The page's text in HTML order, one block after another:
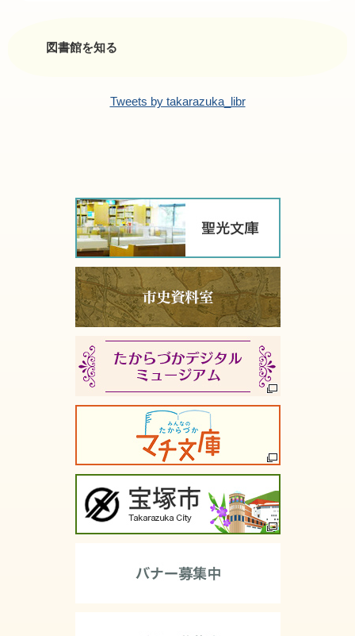
図書館を知る
Tweets by takarazuka_libr